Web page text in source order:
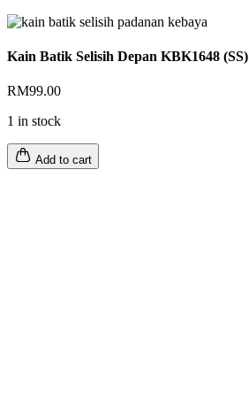
Kain Batik Selisih Depan KBK1648 (SS)
RM99.00
1 in stock
Add to cart